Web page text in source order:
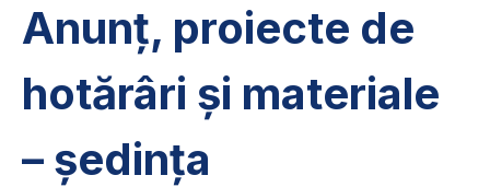
Anunț, proiecte de
hotărâri și materiale
– ședința